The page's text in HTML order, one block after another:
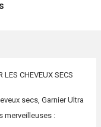
LES CHEVEUX SECS
secs, Garnier Ultra
merveilleuses :